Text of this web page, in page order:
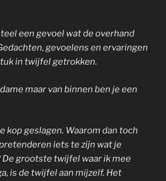
een gevoel wat de overhand
gevoelens en ervaringen
in twijfel getrokken.
maar van binnen ben je een
kop geslagen. Waarom dan toch
iets te zijn wat je
grootste twijfel waar ik mee
is de twijfel aan mijzelf. Het